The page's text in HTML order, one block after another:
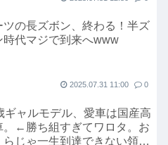
ツの長ズボン、終わる！半ズ
時代マジで到来へwww
2025.07.31 11:00 0
ギャルモデル、愛車は国産高
。←勝ち組すぎてワロタ。お
らじゃ一生到達できない領